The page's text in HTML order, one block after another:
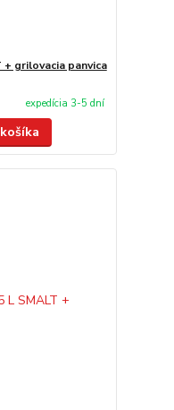
grilovacia panvica
expedícia 3-5 dní